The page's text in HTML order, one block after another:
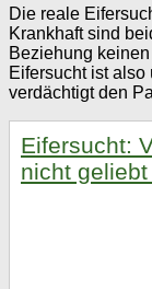
Die reale
Krankhaft sind
Beziehung
Eifersucht ist also
verdächtigt den
Eifersucht:
nicht